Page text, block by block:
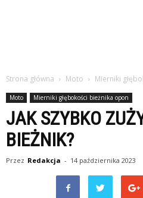
Strona główna Moto Mierniki
Moto Mierniki głębokości bieżnika opon
JAK SZYBKO
BIEŻNIK?
Przez Redakcja - 14 października 2023